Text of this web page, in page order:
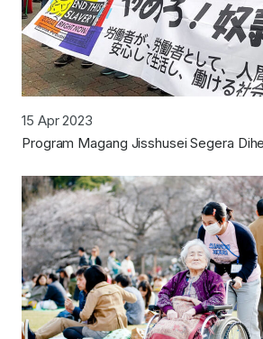
15 Apr 2023
Program Magang Jisshusei Segera